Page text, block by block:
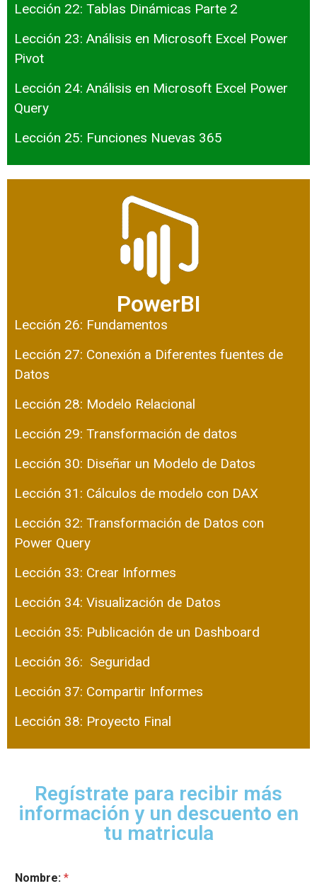
Lección 22: Tablas Dinámicas Parte 2
Lección 23: Análisis en Microsoft Excel Power
Pivot
Lección 24: Análisis en Microsoft Excel Power
Query
Lección 25: Funciones Nuevas 365
PowerBI
Lección 26: Fundamentos
Lección 27: Conexión a Diferentes fuentes de
Datos
Lección 28: Modelo Relacional
Lección 29: Transformación de datos
Lección 30: Diseñar un Modelo de Datos
Lección 31: Cálculos de modelo con DAX
Lección 32: Transformación de Datos con
Power Query
Lección 33: Crear Informes
Lección 34: Visualización de Datos
Lección 35: Publicación de un Dashboard
Lección 36: Seguridad
Lección 37: Compartir Informes
Lección 38: Proyecto Final
Regístrate para recibir más
información y un descuento en
tu matricula
Nombre: *